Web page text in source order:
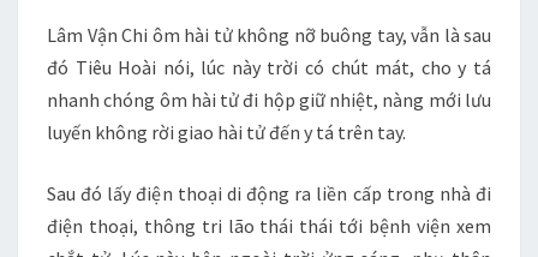
Lâm Vận Chi ôm hài tử không nỡ buông tay, vẫn là sau
đó Tiêu Hoài nói, lúc này trời có chút mát, cho y tá
nhanh chóng ôm hài tử đi hộp giữ nhiệt, nàng mới lưu
luyến không rời giao hài tử đến y tá trên tay.
Sau đó lấy điện thoại di động ra liền cấp trong nhà đi
điện thoại, thông tri lão thái thái tới bệnh viện xem